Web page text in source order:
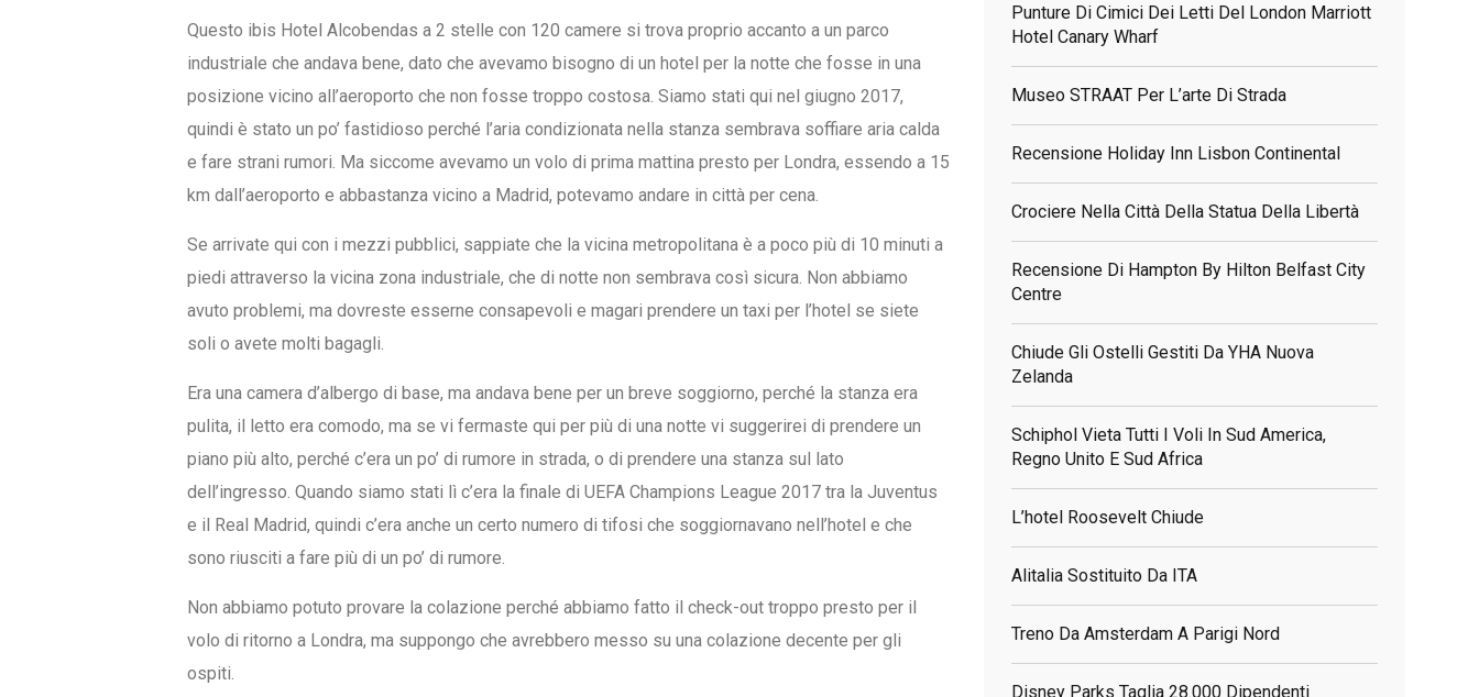
Questo ibis Hotel Alcobendas a 2 stelle con 120 camere si trova proprio accanto a un parco
industriale che andava bene, dato che avevamo bisogno di un hotel per la notte che fosse in una
posizione vicino all’aeroporto che non fosse troppo costosa. Siamo stati qui nel giugno 2017,
quindi è stato un po’ fastidioso perché l’aria condizionata nella stanza sembrava soffiare aria calda
e fare strani rumori. Ma siccome avevamo un volo di prima mattina presto per Londra, essendo a 15
km dall’aeroporto e abbastanza vicino a Madrid, potevamo andare in città per cena.
Se arrivate qui con i mezzi pubblici, sappiate che la vicina metropolitana è a poco più di 10 minuti a
piedi attraverso la vicina zona industriale, che di notte non sembrava così sicura. Non abbiamo
avuto problemi, ma dovreste esserne consapevoli e magari prendere un taxi per l’hotel se siete
soli o avete molti bagagli.
Era una camera d’albergo di base, ma andava bene per un breve soggiorno, perché la stanza era
pulita, il letto era comodo, ma se vi fermaste qui per più di una notte vi suggerirei di prendere un
piano più alto, perché c’era un po’ di rumore in strada, o di prendere una stanza sul lato
dell’ingresso. Quando siamo stati lì c’era la finale di UEFA Champions League 2017 tra la Juventus
e il Real Madrid, quindi c’era anche un certo numero di tifosi che soggiornavano nell’hotel e che
sono riusciti a fare più di un po’ di rumore.
Non abbiamo potuto provare la colazione perché abbiamo fatto il check-out troppo presto per il
volo di ritorno a Londra, ma suppongo che avrebbero messo su una colazione decente per gli
ospiti.
Punture Di Cimici Dei Letti Del London Marriott
Hotel Canary Wharf
Museo STRAAT Per L’arte Di Strada
Recensione Holiday Inn Lisbon Continental
Crociere Nella Città Della Statua Della Libertà
Recensione Di Hampton By Hilton Belfast City
Centre
Chiude Gli Ostelli Gestiti Da YHA Nuova
Zelanda
Schiphol Vieta Tutti I Voli In Sud America,
Regno Unito E Sud Africa
L’hotel Roosevelt Chiude
Alitalia Sostituito Da ITA
Treno Da Amsterdam A Parigi Nord
Disney Parks Taglia 28.000 Dipendenti